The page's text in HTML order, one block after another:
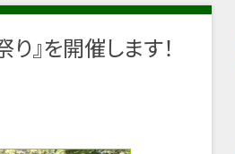
』を開催します！